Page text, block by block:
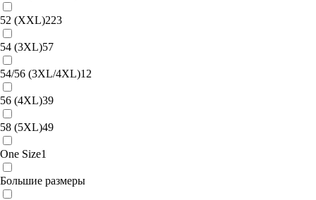
52 (XXL)223
54 (3XL)57
54/56 (3XL/4XL)12
56 (4XL)39
58 (5XL)49
One Size1
Большие размеры